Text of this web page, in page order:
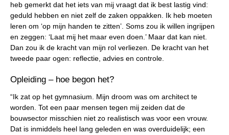
heb gemerkt dat het iets van mij vraagt dat ik best lastig vind:
geduld hebben en niet zelf de zaken oppakken. Ik heb moeten
leren om ‘op mijn handen te zitten’. Soms zou ik willen ingrijpen
en zeggen: ‘Laat mij het maar even doen.’ Maar dat kan niet.
Dan zou ik de kracht van mijn rol verliezen. De kracht van het
tweede paar ogen: reflectie, advies en controle.
Opleiding – hoe begon het?
“Ik zat op het gymnasium. Mijn droom was om architect te
worden. Tot een paar mensen tegen mij zeiden dat de
bouwsector misschien niet zo realistisch was voor een vrouw.
Dat is inmiddels heel lang geleden en was overduidelijk; een